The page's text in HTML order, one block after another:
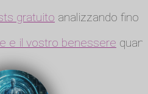
gratuito analizzando fino
e il vostro benessere